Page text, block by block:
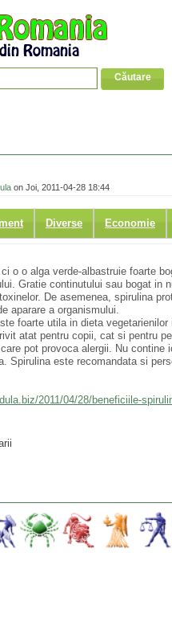
Diverse Economie
on Joi, 2011-04-28 18:44
o o alga verde-albastruie foarte
Gratie continutului sau bogat in
De asemenea, spirulina
aparare a organismului.
foarte utila in dieta
atat pentru copii, cat si pentru
pot provoca alergii. Nu
Spirulina este recomandata si
2011/04/28/beneficiile-